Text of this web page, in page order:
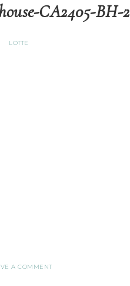
CA2405-BH-2
LOTTE
A COMMENT